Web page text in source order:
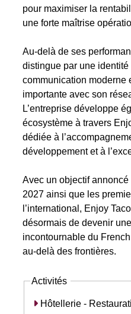
pour maximiser la
une forte maîtrise
Au-delà de ses
distingue par une
communication moderne
importante avec son
L’entreprise développe
écosystème à travers
dédiée à
développement et à
Avec un objectif
2027 ainsi que les
l’international, Enjoy
désormais de devenir
incontournable du
au-delà des frontières.
Activités
Hôtellerie -